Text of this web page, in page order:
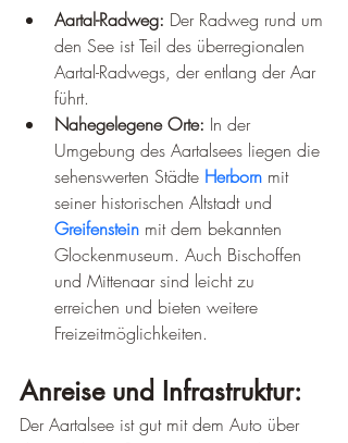
Aartal-Radweg: Der Radweg rund um
den See ist Teil des überregionalen
Aartal-Radwegs, der entlang der Aar
führt.
Nahegelegene Orte: In der
Umgebung des Aartalsees liegen die
sehenswerten Städte Herborn mit
seiner historischen Altstadt und
Greifenstein mit dem bekannten
Glockenmuseum. Auch Bischoffen
und Mittenaar sind leicht zu
erreichen und bieten weitere
Freizeitmöglichkeiten.
Anreise und Infrastruktur:
Der Aartalsee ist gut mit dem Auto über